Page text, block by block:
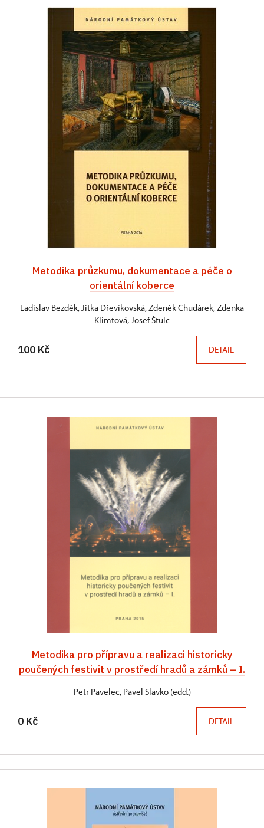
Metodika průzkumu, dokumentace a péče o
orientální koberce
Ladislav Bezděk, Jitka Dřevíkovská, Zdeněk Chudárek, Zdenka
Klimtová, Josef Štulc
100 Kč DETAIL
Metodika pro přípravu a realizaci historicky
poučených festivit v prostředí hradů a zámků – I.
Petr Pavelec, Pavel Slavko (edd.)
0 Kč DETAIL